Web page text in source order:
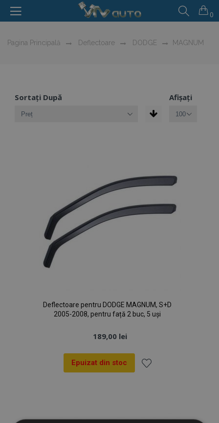
0
Pagina Principală Deflectoare DODGE MAGNUM
Sortați După Afișați
Deflectoare pentru DODGE MAGNUM, S+D
2005-2008, pentru față 2 buc, 5 uși
189,00 lei
Epuizat din stoc
Dorințe